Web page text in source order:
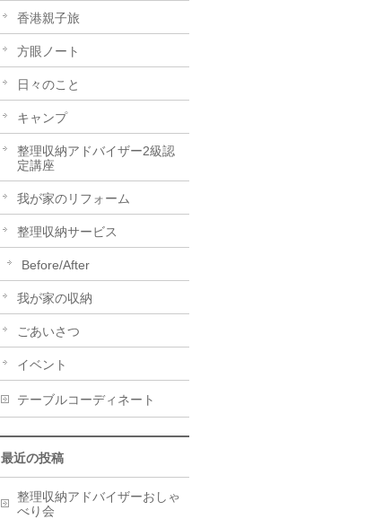
香港親子旅
方眼ノート
日々のこと
キャンプ
整理収納アドバイザー2級認
定講座
我が家のリフォーム
整理収納サービス
Before/After
我が家の収納
ごあいさつ
イベント
テーブルコーディネート
最近の投稿
整理収納アドバイザーおしゃ
べり会